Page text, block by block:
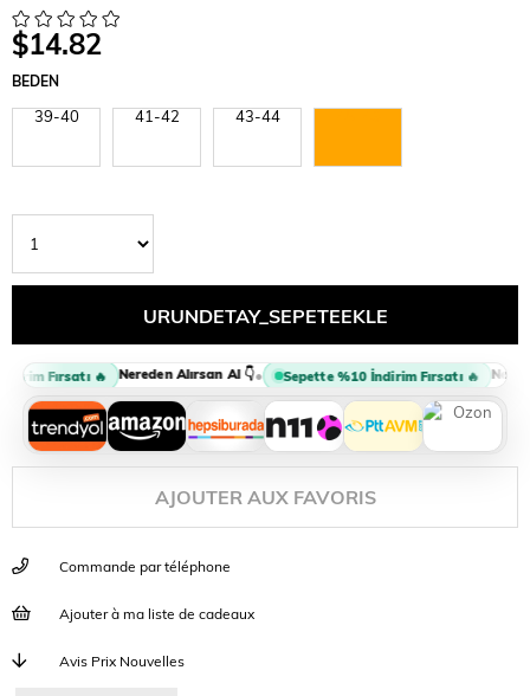
$14.82
BEDEN
39-40 41-42 43-44 45-46
Fırsatı 🔥 Nereden Alırsan Al 👇• Sepette %10 İndirim Fırsatı 🔥
AJOUTER AUX FAVORIS
Commande par téléphone
Ajouter à ma liste de cadeaux
Avis Prix Nouvelles